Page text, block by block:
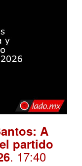
A
partido
. 17:40